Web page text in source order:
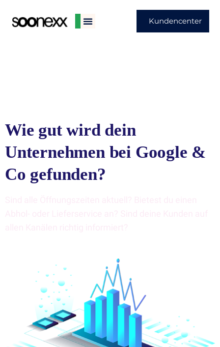
Kundencenter
Wie gut wird dein
Unternehmen bei Google &
Co gefunden?